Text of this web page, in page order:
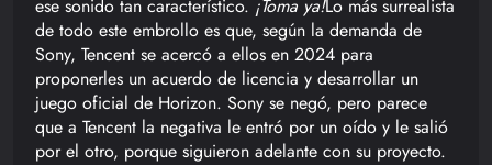
ese sonido tan característico. ¡Toma ya!Lo más surrealista
de todo este embrollo es que, según la demanda de
Sony, Tencent se acercó a ellos en 2024 para
proponerles un acuerdo de licencia y desarrollar un
juego oficial de Horizon. Sony se negó, pero parece
que a Tencent la negativa le entró por un oído y le salió
por el otro, porque siguieron adelante con su proyecto.